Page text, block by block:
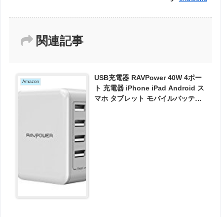
関連記事
Amazon
USB充電器 RAVPower 40W 4ポー
ト 充電器 iPhone iPad Android ス
マホ タブレット モバイルバッテリ